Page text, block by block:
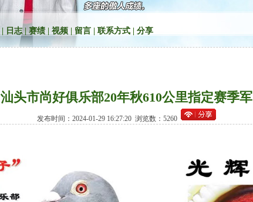
日志|赛绩 视频 留言 联系方式 分享
汕头市尚好俱乐部20年秋610公里指定赛季军
发布时间：2024-01-29 16:27:20 浏览数：5260